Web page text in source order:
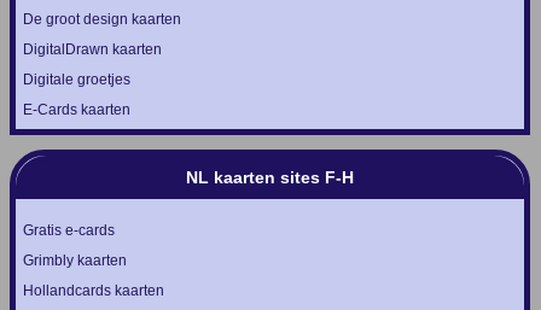
De groot design kaarten
DigitalDrawn kaarten
Digitale groetjes
E-Cards kaarten
NL kaarten sites F-H
Gratis e-cards
Grimbly kaarten
Hollandcards kaarten